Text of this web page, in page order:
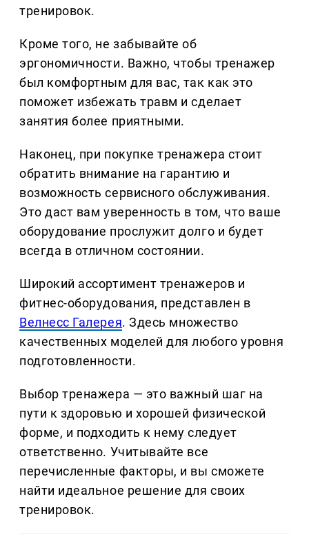
тренировок.
Кроме того, не забывайте об
эргономичности. Важно, чтобы тренажер
был комфортным для вас, так как это
поможет избежать травм и сделает
занятия более приятными.
Наконец, при покупке тренажера стоит
обратить внимание на гарантию и
возможность сервисного обслуживания.
Это даст вам уверенность в том, что ваше
оборудование прослужит долго и будет
всегда в отличном состоянии.
Широкий ассортимент тренажеров и
фитнес-оборудования, представлен в
Велнесс Галерея. Здесь множество
качественных моделей для любого уровня
подготовленности.
Выбор тренажера — это важный шаг на
пути к здоровью и хорошей физической
форме, и подходить к нему следует
ответственно. Учитывайте все
перечисленные факторы, и вы сможете
найти идеальное решение для своих
тренировок.